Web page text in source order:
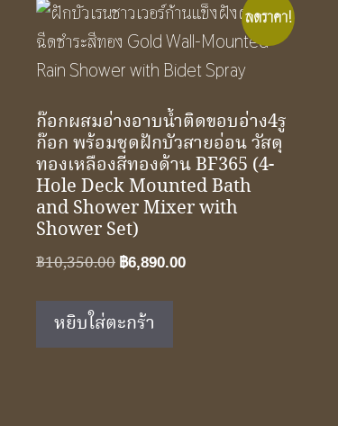
ลดราคา!
ก๊อกผสมอ่างอาบน้ำติดขอบอ่าง4รู
ก๊อก พร้อมชุดฝักบัวสายอ่อน วัสดุ
ทองเหลืองสีทองด้าน BF365 (4-
Hole Deck Mounted Bath
and Shower Mixer with
Shower Set)
฿10,350.00Original
was:
฿10,350.00.
฿6,890.00Current
หยิบใส่ตะกร้า